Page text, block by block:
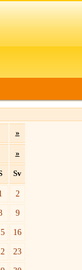
»
»
Sv
2
9
16
23